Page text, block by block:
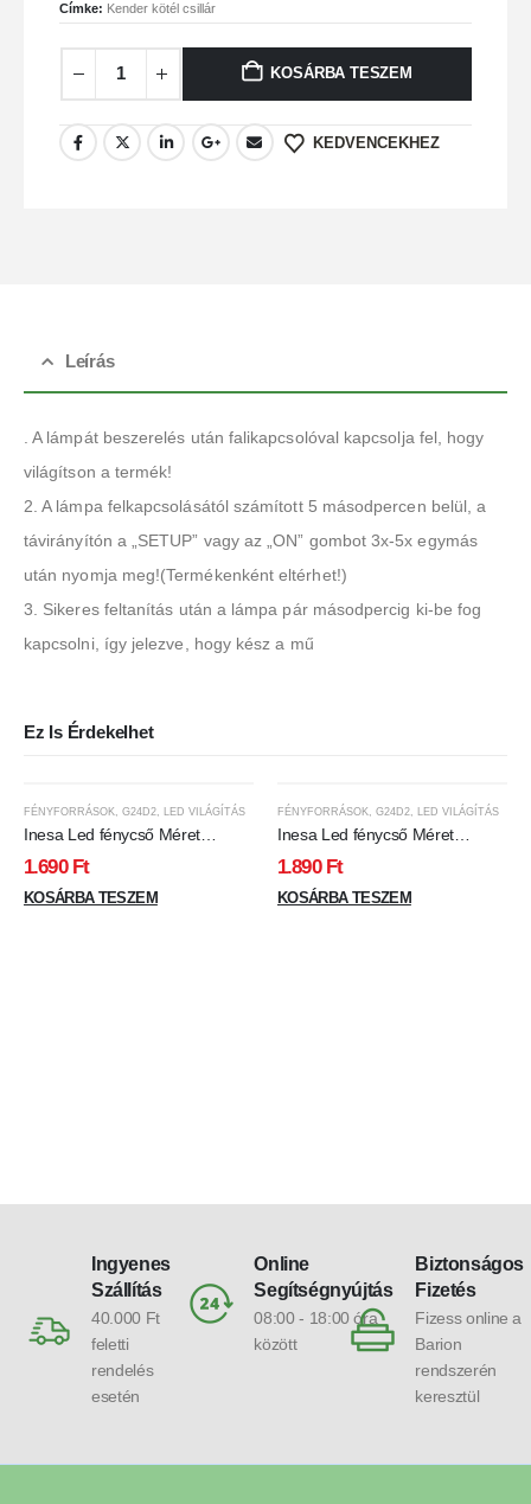
Címke: Kender kötél csillár
KOSÁRBA TESZEM
KEDVENCEKHEZ
Leírás
. A lámpát beszerelés után falikapcsolóval kapcsolja fel, hogy
világítson a termék!
2. A lámpa felkapcsolásától számított 5 másodpercen belül, a
távirányítón a „SETUP” vagy az „ON” gombot 3x-5x egymás
után nyomja meg!(Termékenként eltérhet!)
3. Sikeres feltanítás után a lámpa pár másodpercig ki-be fog
kapcsolni, így jelezve, hogy kész a mű
Ez Is Érdekelhet
FÉNYFORRÁSOK G24D2 LED VILÁGÍTÁS
Inesa Led fénycső Méret
35*150mm G24d foglalat, 8W,
675 lumen, 2700 kelvin, meleg
fehér, kiváltja a 13/18W
1.690 Ft
KOSÁRBA TESZEM
FÉNYFORRÁSOK G24D2 LED VILÁGÍTÁS
Inesa Led fénycső Méret
35*163mm G24d2 foglalat,
10W, 900 lumen, 2700 kelvin,
meleg fehér, kiváltja a 18W
1.890 Ft
KOSÁRBA TESZEM
Ingyenes
Szállítás
40.000 Ft
feletti
rendelés
esetén
Online
Segítségnyújtás
08:00 - 18:00 óra
között
Biztonságos
Fizetés
Fizess online a
Barion
rendszerén
keresztül